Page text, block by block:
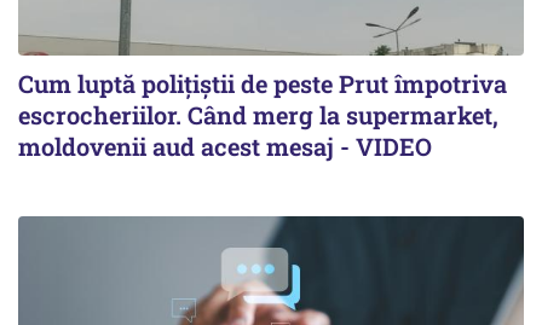
Cum luptă polițiștii de peste Prut împotriva
escrocheriilor. Când merg la supermarket,
moldovenii aud acest mesaj - VIDEO